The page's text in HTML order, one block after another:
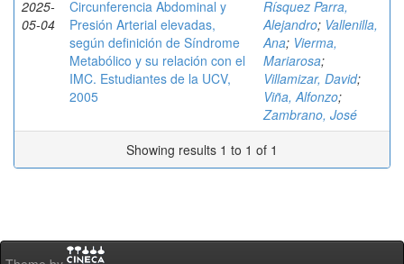
2025-
05-04
Circunferencia Abdominal y
Presión Arterial elevadas,
según definición de Síndrome
Metabólico y su relación con el
IMC. Estudiantes de la UCV,
2005
Rísquez Parra,
Alejandro; Vallenilla,
Ana; Vierma,
Mariarosa;
Villamizar, David;
Viña, Alfonzo;
Zambrano, José
Showing results 1 to 1 of 1